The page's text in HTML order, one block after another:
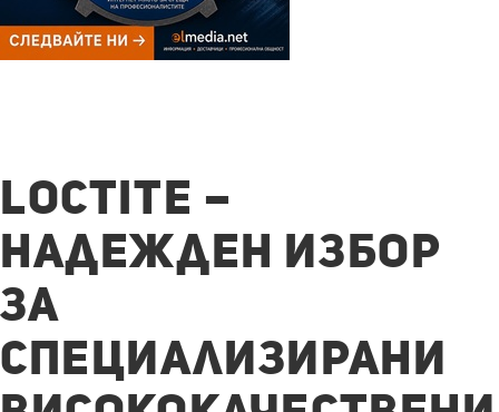
LOCTITE –
НАДЕЖДЕН ИЗБОР
ЗА
СПЕЦИАЛИЗИРАНИ